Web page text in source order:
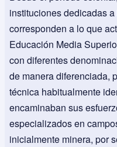
instituciones dedicadas
corresponden a lo que
Educación Media
con diferentes
de manera diferenciada,
técnica habitualmente
encaminaban sus
especializados en
inicialmente minera, por